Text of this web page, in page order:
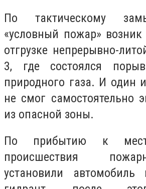
По тактическому
«условный пожар»
отгрузке непрерывно-
3, где состоялся порыв
природного газа. И один
не смог самостоятельно
из опасной зоны.
По прибытию к
происшествия
установили